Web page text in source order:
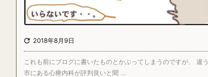
 2018年8月9日
これも前にブログに書いたものとかぶってしまうのですが、 違う
市にある心療内科が評判良いと聞 ...